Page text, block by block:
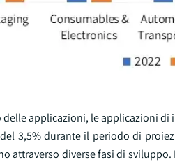
applicazioni, le applicazioni
3,5% durante il periodo di
attraverso diverse fasi di